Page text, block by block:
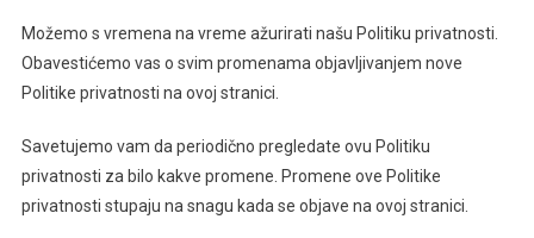
Možemo s vremena na vreme ažurirati našu Politiku privatnosti.
Obavestićemo vas o svim promenama objavljivanjem nove
Politike privatnosti na ovoj stranici.
Savetujemo vam da periodično pregledate ovu Politiku
privatnosti za bilo kakve promene. Promene ove Politike
privatnosti stupaju na snagu kada se objave na ovoj stranici.